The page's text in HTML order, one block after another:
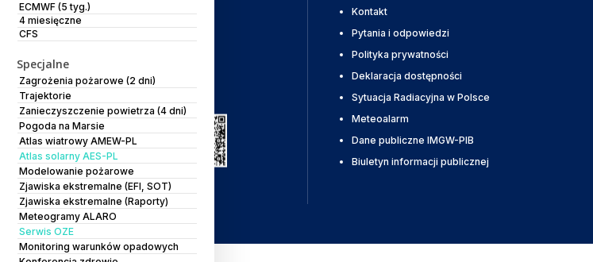
ECMWF (5 tyg.)
4 miesięczne
CFS
Specjalne
Zagrożenia pożarowe (2 dni)
Trajektorie
Zanieczyszczenie powietrza (4 dni)
Pogoda na Marsie
Atlas wiatrowy AMEW-PL
Atlas solarny AES-PL
Modelowanie pożarowe
Zjawiska ekstremalne (EFI, SOT)
Zjawiska ekstremalne (Raporty)
Meteogramy ALARO
Serwis OZE
Monitoring warunków opadowych
Ostrzeżenia
Kontakt
Pytania i odpowiedzi
Polityka prywatności
Deklaracja dostępności
Sytuacja Radiacyjna w Polsce
Meteoalarm
Dane publiczne IMGW-PIB
Biuletyn informacji publicznej